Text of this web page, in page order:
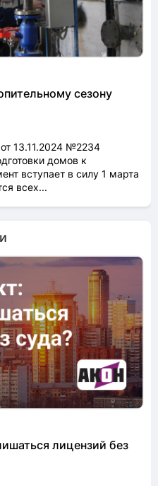
сезону
13.11.2024 №2234
домов к
вступает в силу 1 марта
всех...
лицензий без